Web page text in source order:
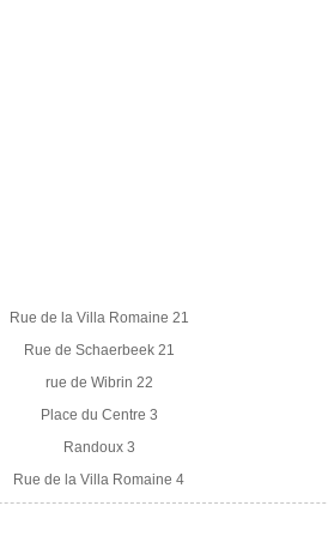
Rue de la Villa Romaine 21
Rue de Schaerbeek 21
rue de Wibrin 22
Place du Centre 3
Randoux 3
Rue de la Villa Romaine 4